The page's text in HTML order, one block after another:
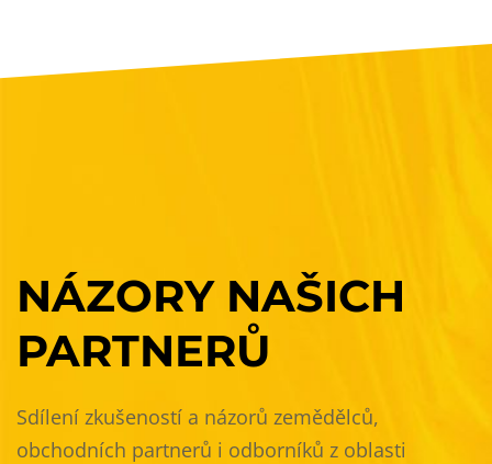
NÁZORYNAŠICH
PARTNERŮ
Sdílení zkušeností a názorů zemědělců,
obchodních partnerů i odborníků z oblasti